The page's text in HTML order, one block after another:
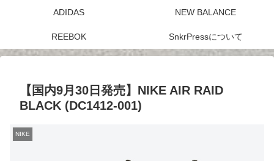
ADIDAS NEW BALANCE
REEBOK SnkrPressについて
【国内9月30日発売】NIKE AIR RAID
BLACK (DC1412-001)
NIKE